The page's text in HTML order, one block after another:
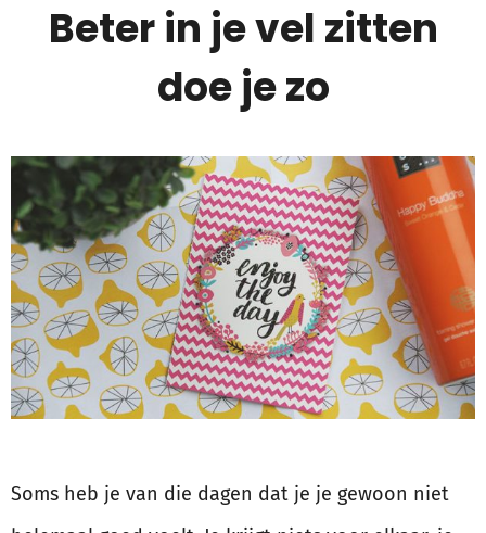
Beter in je vel zitten
doe je zo
Soms heb je van die dagen dat je je gewoon niet